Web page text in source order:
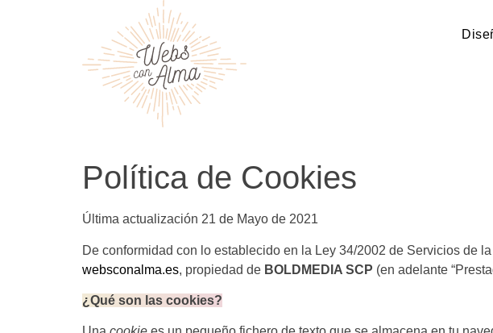
Política de Cookies
Última actualización 21 de Mayo de 2021
De conformidad con lo establecido en la Ley 34/2002 de Servicios de
websconalma.es, propiedad de BOLDMEDIA SCP (en adelante
¿Qué son las cookies?